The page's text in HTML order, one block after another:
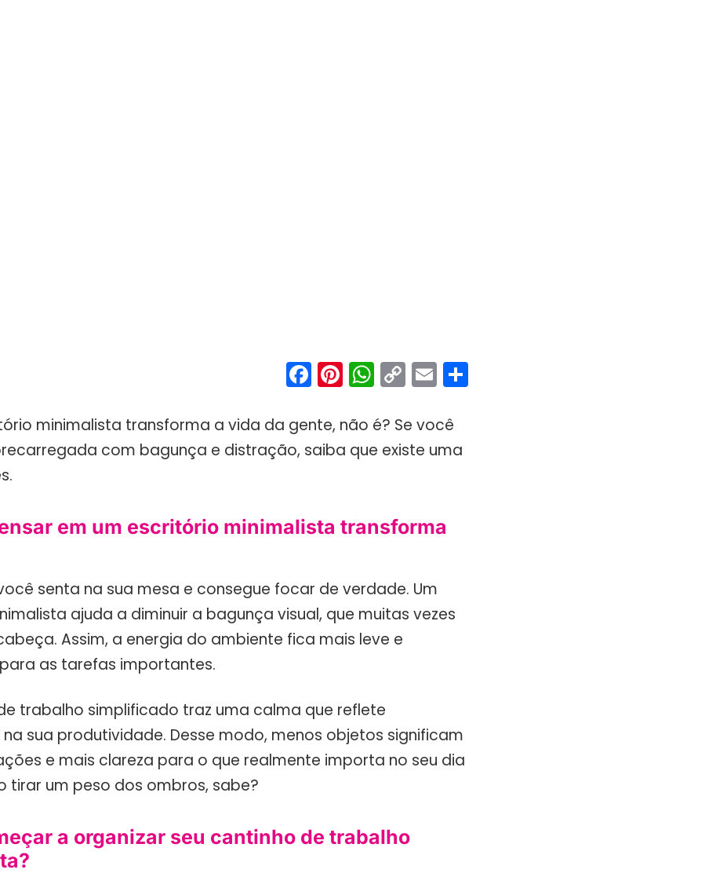
Facebook
Pinterest
WhatsApp
Copy
Link
Email
minimalista transforma a vida da gente, não é? Se você
com bagunça e distração, saiba que existe uma
em um escritório minimalista transforma
senta na sua mesa e consegue focar de verdade. Um
ajuda a diminuir a bagunça visual, que muitas vezes
Assim, a energia do ambiente fica mais leve e
as tarefas importantes.
trabalho simplificado traz uma calma que reflete
sua produtividade. Desse modo, menos objetos significam
e mais clareza para o que realmente importa no seu dia
tirar um peso dos ombros, sabe?
a organizar seu cantinho de trabalho